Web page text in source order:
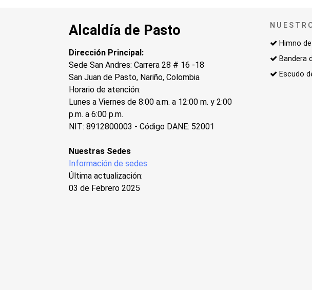
Alcaldía de Pasto
Dirección Principal:
Sede San Andres: Carrera 28 # 16 -18
San Juan de Pasto, Nariño, Colombia
Horario de atención:
Lunes a Viernes de 8:00 a.m. a 12:00 m. y 2:00
p.m. a 6:00 p.m.
NIT: 8912800003 - Código DANE: 52001
Nuestras Sedes
Información de sedes
Última actualización:
03 de Febrero 2025
Himno
Bandera
Escudo